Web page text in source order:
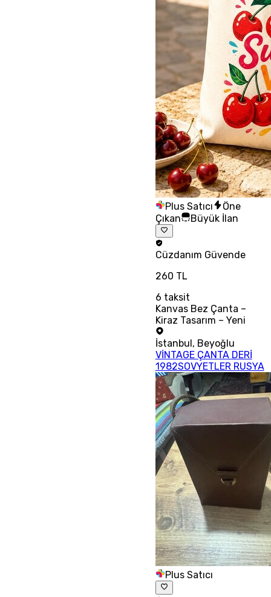
Plus Satıcı
Öne
Çıkan
Büyük İlan
Cüzdanım Güvende
260 TL
6 taksit
Kanvas Bez Çanta –
Kiraz Tasarım – Yeni
İstanbul , Beyoğlu
VİNTAGE ÇANTA DERİ
1982SOVYETLER RUSYA
Plus Satıcı